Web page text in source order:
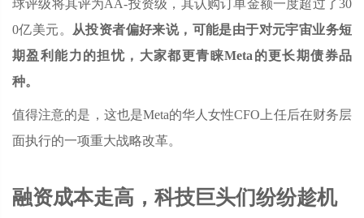
球评级将其评为AA-投资级，其认购订单金额一度超过了30
0亿美元。
从投资者偏好来说，可能是由于对元宇宙业务短
期盈利能力的担忧，大家都更青睐Meta的更长期债券品
种。
值得注意的是，这也是Meta的华人女性CFO上任后在财务层
面执行的一项重大战略改革。
融资成本走高，科技巨头们纷纷趁机